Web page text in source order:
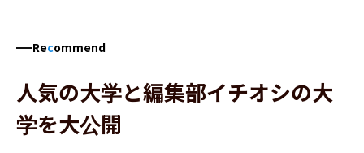
Recommend
人気の大学と編集部イチオシの大
学を大公開